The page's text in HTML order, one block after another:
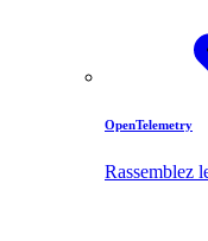
OpenTelemetry
Rassemblez